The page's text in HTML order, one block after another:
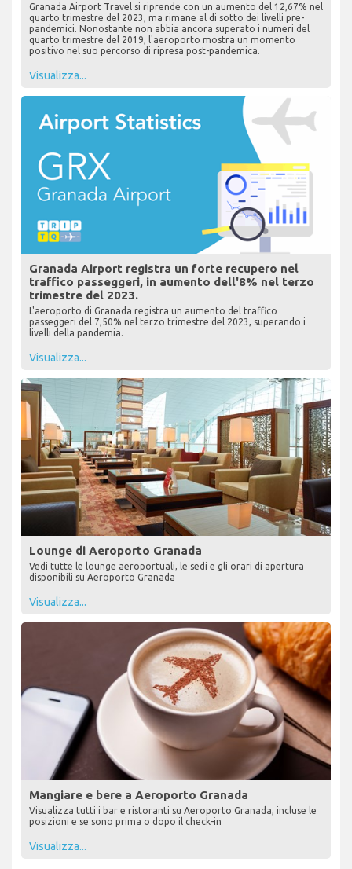
Granada Airport Travel si riprende con un aumento del 12,67% nel
quarto trimestre del 2023, ma rimane al di sotto dei livelli pre-
pandemici. Nonostante non abbia ancora superato i numeri del
quarto trimestre del 2019, l'aeroporto mostra un momento
positivo nel suo percorso di ripresa post-pandemica.
Visualizza...
Granada Airport registra un forte recupero nel
traffico passeggeri, in aumento dell'8% nel terzo
trimestre del 2023.
L'aeroporto di Granada registra un aumento del traffico
passeggeri del 7,50% nel terzo trimestre del 2023, superando i
livelli della pandemia.
Visualizza...
Lounge di Aeroporto Granada
Vedi tutte le lounge aeroportuali, le sedi e gli orari di apertura
disponibili su Aeroporto Granada
Visualizza...
Mangiare e bere a Aeroporto Granada
Visualizza tutti i bar e ristoranti su Aeroporto Granada, incluse le
posizioni e se sono prima o dopo il check-in
Visualizza...